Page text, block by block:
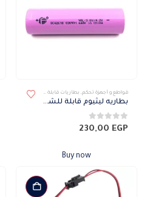
قواطع و أجهزة تحكم, بطاريات قابلة للشحن
بطاريه ليثيوم قابلة للشحن
0من 5 230,00 EGP
Buy now